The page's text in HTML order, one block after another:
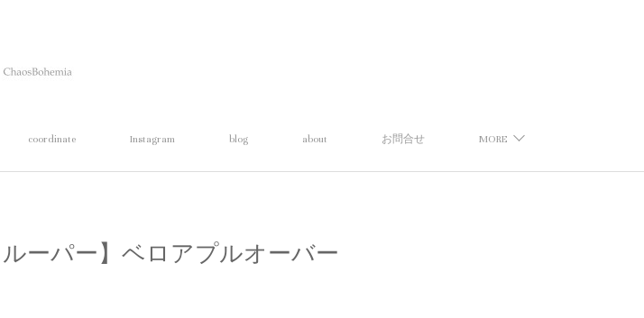
coordinate Instagram blog about お問合せ MORE
ルーパー】ベロアプルオーバー